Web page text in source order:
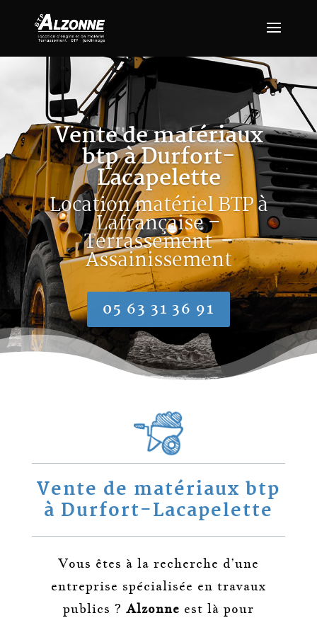
Vente de matériaux
btp à Durfort-
Lacapelette
Location matériel BTP à
Lafrançaise –
Terrassement –
Assainissement
05 63 31 36 91
Vente de matériaux btp
à Durfort-Lacapelette
Vous êtes à la recherche d’une
entreprise spécialisée en travaux
publics ? Alzonne est là pour